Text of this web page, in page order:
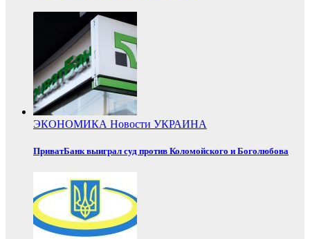
ЭКОНОМИКА Новости УКРАИНА
ПриватБанк выиграл суд против Коломойского и Боголюбова